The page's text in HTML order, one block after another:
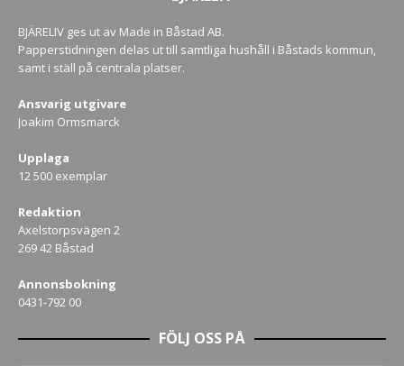
BJÄRELIV ges ut av Made in Båstad AB.
Papperstidningen delas ut till samtliga hushåll i Båstads kommun,
samt i ställ på centrala platser.
Ansvarig utgivare
Joakim Ormsmarck
Upplaga
12 500 exemplar
Redaktion
Axelstorpsvägen 2
269 42 Båstad
Annonsbokning
0431-792 00
FÖLJ OSS PÅ